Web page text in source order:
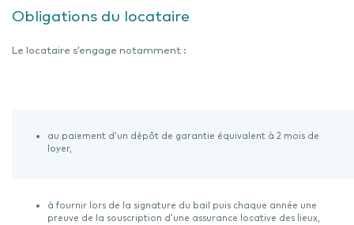
Obligations du locataire
Le locataire s’engage notamment :
au paiement d’un dépôt de garantie équivalent à 2 mois de
loyer,
à fournir lors de la signature du bail puis chaque année une
preuve de la souscription d’une assurance locative des lieux,